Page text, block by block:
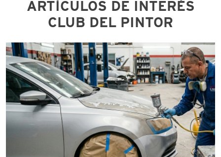
ARTÍCULOS DE INTERÉS
CLUB DEL PINTOR